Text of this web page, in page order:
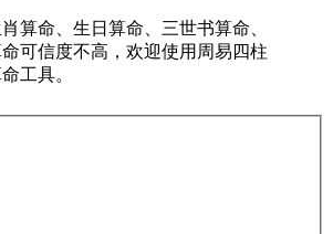
算命、生日算命、三世书算命、
可信度不高，欢迎使用周易四柱
工具。